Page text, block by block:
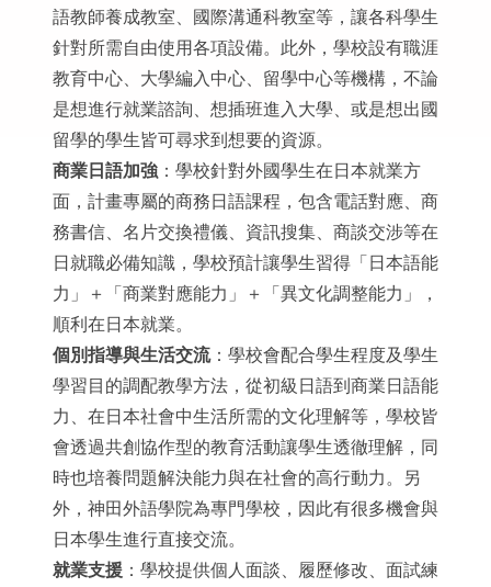
語教師養成教室、國際溝通科教室等，讓各科學生
針對所需自由使用各項設備。此外，學校設有職涯
教育中心、大學編入中心、留學中心等機構，不論
是想進行就業諮詢、想插班進入大學、或是想出國
留學的學生皆可尋求到想要的資源。
商業日語加強：學校針對外國學生在日本就業方
面，計畫專屬的商務日語課程，包含電話對應、商
務書信、名片交換禮儀、資訊搜集、商談交涉等在
日就職必備知識，學校預計讓學生習得「日本語能
力」＋「商業對應能力」＋「異文化調整能力」，
順利在日本就業。
個別指導與生活交流：學校會配合學生程度及學生
學習目的調配教學方法，從初級日語到商業日語能
力、在日本社會中生活所需的文化理解等，學校皆
會透過共創協作型的教育活動讓學生透徹理解，同
時也培養問題解決能力與在社會的高行動力。另
外，神田外語學院為專門學校，因此有很多機會與
日本學生進行直接交流。
就業支援：學校提供個人面談、履歷修改、面試練